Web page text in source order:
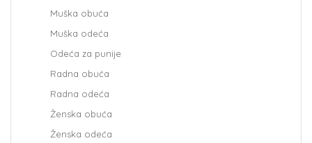
Muška obuća
Muška odeća
Odeća za punije
Radna obuća
Radna odeća
Ženska obuća
Ženska odeća